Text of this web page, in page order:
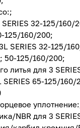
32-125/160/
125/160/200;
SERIES 32-125/
50-125/160/200;
литья для 3
65-125/160/
NBR для 3